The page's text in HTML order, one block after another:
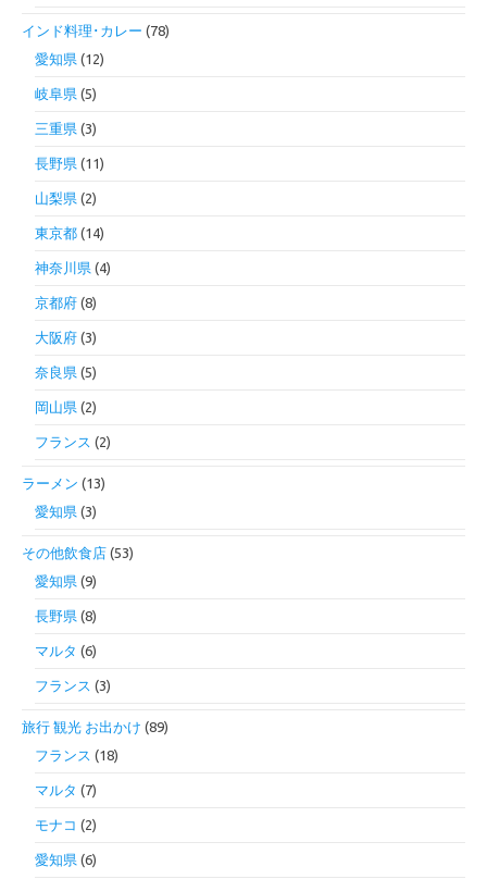
インド料理･カレー (78)
愛知県 (12)
岐阜県 (5)
三重県 (3)
長野県 (11)
山梨県 (2)
東京都 (14)
神奈川県 (4)
京都府 (8)
大阪府 (3)
奈良県 (5)
岡山県 (2)
フランス (2)
ラーメン (13)
愛知県 (3)
その他飲食店 (53)
愛知県 (9)
長野県 (8)
マルタ (6)
フランス (3)
旅行 観光 お出かけ (89)
フランス (18)
マルタ (7)
モナコ (2)
愛知県 (6)